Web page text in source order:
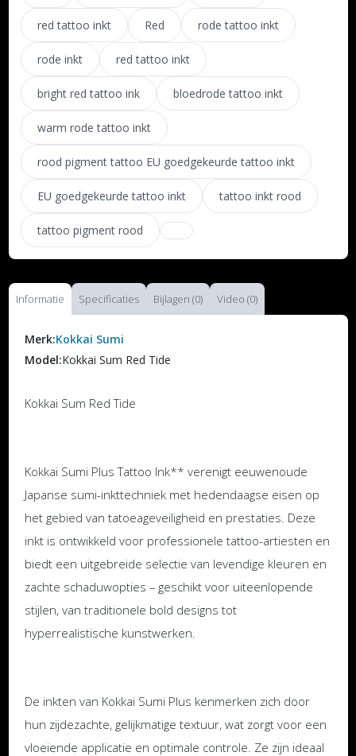
red tattoo inkt Red rode tattoo inkt
rode inkt red tattoo inkt
bright red tattoo ink bloedrode tattoo inkt
warm rode tattoo inkt
rood pigment tattoo EU goedgekeurde tattoo inkt
EU goedgekeurde tattoo inkt tattoo inkt rood
tattoo pigment rood
Informatie Specificaties Bijlagen (0) Video (0)
Merk:Kokkai Sumi
Model:Kokkai Sum Red Tide
Kokkai Sum Red Tide
Kokkai Sumi Plus Tattoo Ink** verenigt eeuwenoude
Japanse sumi-inkttechniek met hedendaagse eisen op
het gebied van tatoeageveiligheid en prestaties. Deze
inkt is ontwikkeld voor professionele tattoo-artiesten en
biedt een uitgebreide selectie van levendige kleuren en
zachte schaduwopties – geschikt voor uiteenlopende
stijlen, van traditionele bold designs tot
hyperrealistische kunstwerken.
De inkten van Kokkai Sumi Plus kenmerken zich door
hun zijdezachte, gelijkmatige textuur, wat zorgt voor een
vloeiende applicatie en optimale controle. Ze zijn ideaal